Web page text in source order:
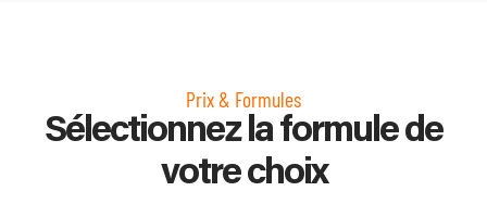
Prix & Formules
Sélectionnez la formule de
votre choix